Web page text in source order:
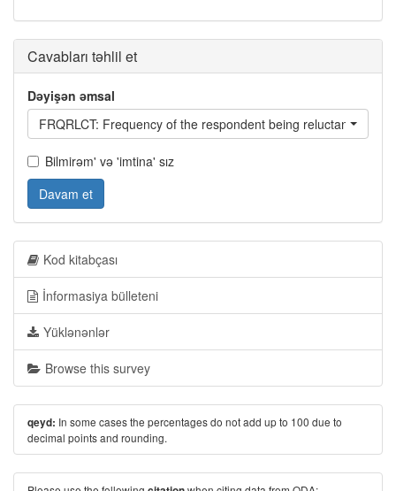
Cavabları təhlil et
Dəyişən əmsal
FRQRLCT: Frequency of the respondent being reluctant
Bilmirəm' və 'imtina' sız
Davam et
Kod kitabçası
İnformasiya bülleteni
Yüklənənlər
Browse this survey
qeyd: In some cases the percentages do not add up to 100 due to
decimal points and rounding.